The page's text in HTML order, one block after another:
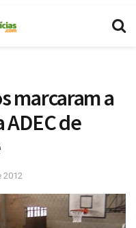
marcaram a
de
2012